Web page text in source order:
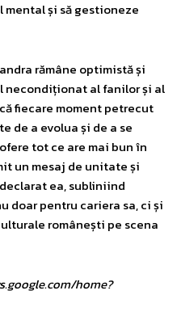
și să gestioneze
rămâne optimistă și
necondiționat al fanilor și al
fiecare moment petrecut
de a evolua și de a se
tot ce are mai bun în
un mesaj de unitate și
ea, subliniind
doar pentru cariera sa, ci și
românești pe scena
home?